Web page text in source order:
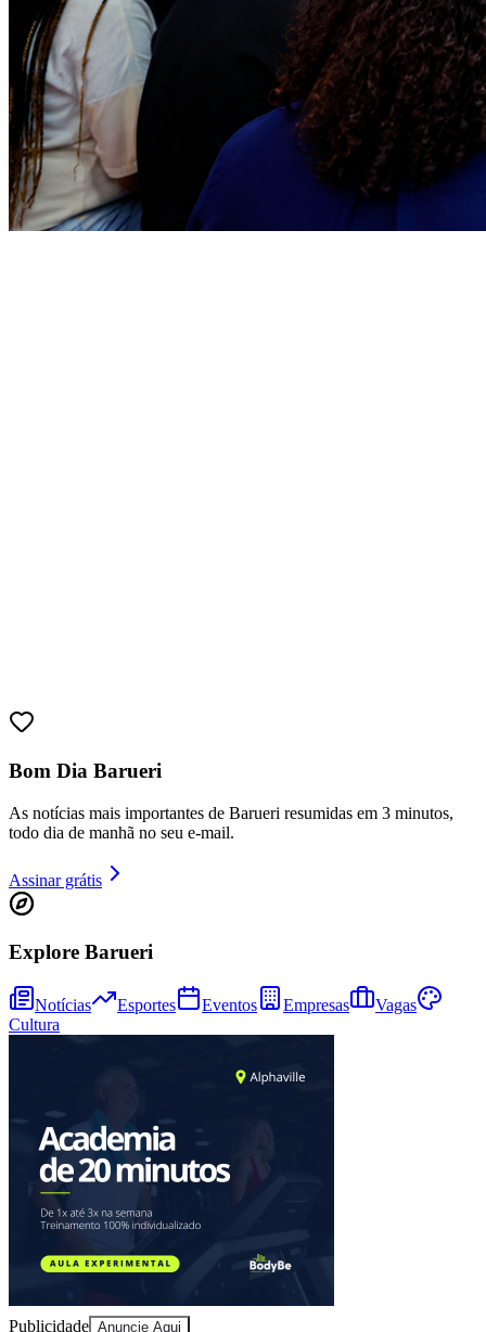
Bom Dia Barueri
As notícias mais importantes de Barueri resumidas em 3 minutos,
todo dia de manhã no seu e-mail.
Assinar grátis
Explore Barueri
Notícias Esportes Eventos Empresas
Vagas
Cultura
Publicidade Anuncie Aqui